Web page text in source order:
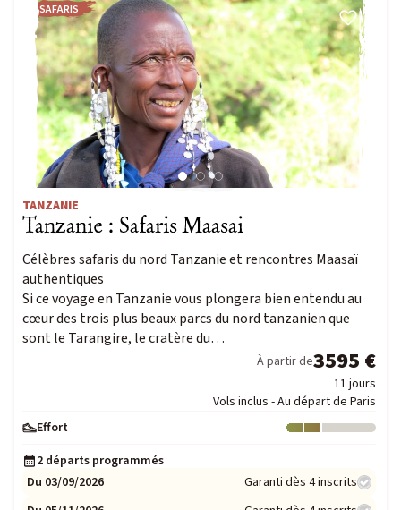
SAFARIS
TANZANIE
Tanzanie : Safaris Maasai
Célèbres safaris du nord Tanzanie et rencontres Maasaï
authentiques
Si ce voyage en Tanzanie vous plongera bien entendu au
cœur des trois plus beaux parcs du nord tanzanien que
sont le Tarangire, le cratère du…
À partir de3595 €
11 jours
Vols inclus - Au départ de Paris
Effort
Niveau : 2
2 départs programmés
Du 03/09/2026
Garanti dès 4 inscrits